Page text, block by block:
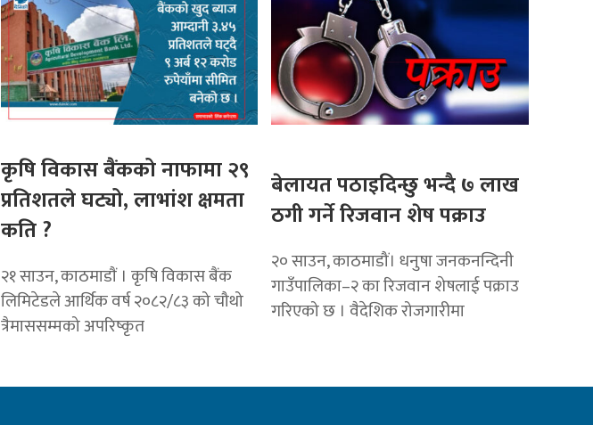
कृषि विकास बैंकको नाफामा २९
प्रतिशतले घट्यो, लाभांश क्षमता
कति ?
२१ साउन, काठमाडाैं । कृषि विकास बैंक
लिमिटेडले आर्थिक वर्ष २०८२/८३ को चौथो
त्रैमाससम्मको अपरिष्कृत
बेलायत पठाइदिन्छु भन्दै ७ लाख
ठगी गर्ने रिजवान शेष पक्राउ
२० साउन, काठमाडौं। धनुषा जनकनन्दिनी
गाउँपालिका–२ का रिजवान शेषलाई पक्राउ
गरिएको छ । वैदेशिक रोजगारीमा